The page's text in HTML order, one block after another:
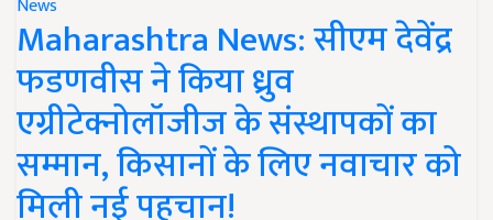
News
Maharashtra News: सीएम देवेंद्र
फडणवीस ने किया ध्रुव
एग्रीटेक्नोलॉजीज के संस्थापकों का
सम्मान, किसानों के लिए नवाचार को
मिली नई पहचान!